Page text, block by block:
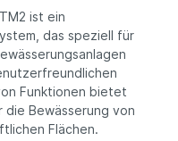
ist ein
das speziell für
Funktionen bietet
die Bewässerung von
Flächen.